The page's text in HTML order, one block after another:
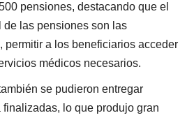
pensiones, destacando que el
de las pensiones son las
permitir a los beneficiarios acceder
médicos necesarios.
se pudieron entregar
lo que produjo gran